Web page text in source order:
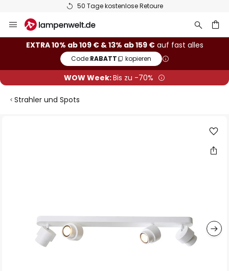
50 Tage kostenlose Retoure
Inhalt
springen
EXTRA 10% ab 109 € & 13% ab 159 €auf fast alles
Code:RABATT kopieren
WOW Week:Bis zu -70%
Strahler und Spots